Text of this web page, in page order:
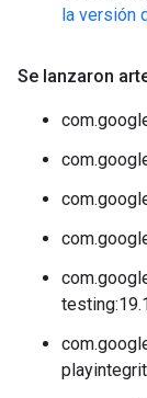
la versión
Se lanzaron